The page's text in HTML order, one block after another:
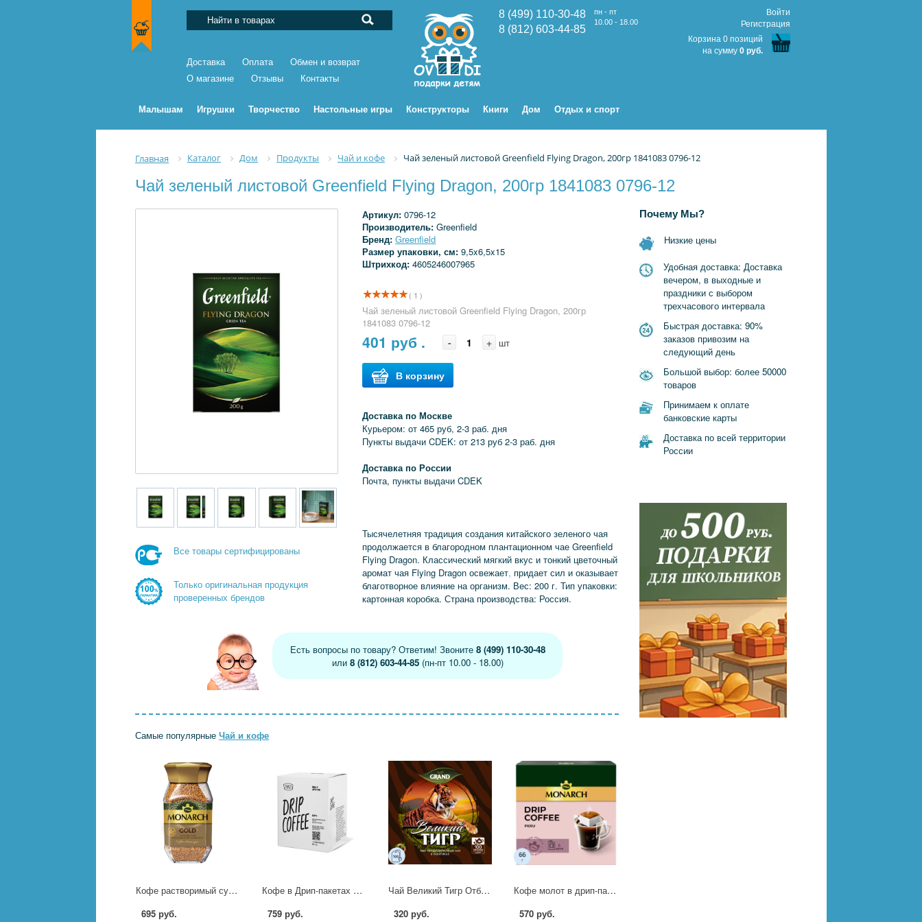
Доставка Оплата
Обмен и возврат
О магазине
Отзывы Контакты
8 (499) 110-30-48
пн - пт
10.00 - 18.00
8 (812) 603-44-85
Войти
Регистрация
Корзина 0 позиций
на сумму 0 руб.
Малышам Игрушки Творчество Настольные игры Конструкторы Книги Дом Отдых и спорт
Главная Каталог Дом Продукты Чай и кофе Чай зеленый листовой Greenfield Flying Dragon, 200гр 1841083 0796-12
Чай зеленый листовой Greenfield Flying Dragon, 200гр 1841083 0796-12
Все товары сертифицированы
Только оригинальная продукция
проверенных брендов
Артикул:0796-12
Производитель:Greenfield
Бренд:Greenfield
Размер упаковки, см:9,5x6,5x15
Штрихкод:4605246007965
( 1 )
Чай зеленый листовой Greenfield Flying Dragon, 200гр
1841083 0796-12
401 руб . - + шт
В корзину
Доставка по Москве
Курьером: от 465 руб, 2-3 раб. дня
Пункты выдачи CDEK: от 213 руб 2-3 раб. дня
Доставка по России
Почта, пункты выдачи CDEK
Тысячелетняя традиция создания китайского зеленого чая
продолжается в благородном плантационном чае Greenfield
Flying Dragon. Классический мягкий вкус и тонкий цветочный
аромат чая Flying Dragon освежает, придает сил и оказывает
благотворное влияние на организм. Вес: 200 г. Тип упаковки:
картонная коробка. Страна производства: Россия.
Есть вопросы по товару? Ответим! Звоните 8 (499) 110-30-48
или 8 (812) 603-44-85(пн-пт 10.00 - 18.00)
Самые популярные Чай и кофе
Кофе растворимый сублимированный Monarch Gold, 95гр ст/б 708697 4000691
695 руб.
Кофе в Дрип-пакетах Tasty Coffee Бэрри, 10,5грx10шт/уп 1878410
759 руб.
Чай Великий Тигр Отборный черный, 100 пакетиков с ярлычками 2110016 Grand 440354
320 руб.
Кофе молот в дрип-пакетах Monarch Арабика Перу нат жар 66г 11гx6шт/уп 2376346 4024652
570 руб.
Почему Мы?
Низкие цены
Удобная доставка: Доставка
вечером, в выходные и
праздники с выбором
трехчасового интервала
Быстрая доставка: 90%
заказов привозим на
следующий день
Большой выбор: более 50000
товаров
Принимаем к оплате
банковские карты
Доставка по всей территории
России